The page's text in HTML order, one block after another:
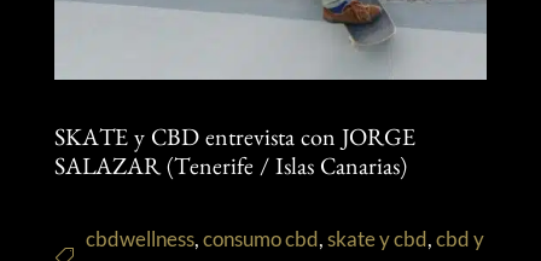
SKATE y CBD entrevista con JORGE
SALAZAR (Tenerife / Islas Canarias)
cbdwellness,consumo cbd,skate y cbd,cbd y